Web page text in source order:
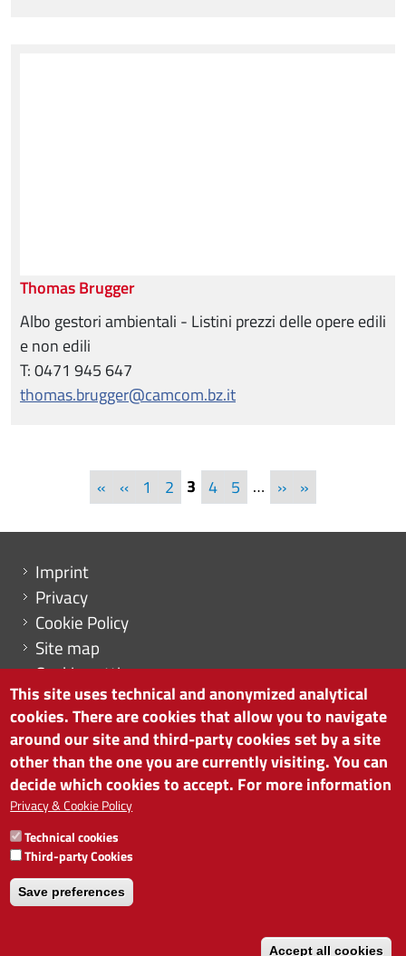
Thomas Brugger
Albo gestori ambientali - Listini prezzi delle opere edili
e non edili
T: 0471 945 647
thomas.brugger@camcom.bz.it
Pagination
« First page
‹‹Previous page
1 2 3 4 5 … ››Next page
»
Menu footer
Imprint
Privacy
Cookie Policy
Site map
Cookie settings
CHAMBER OF COMMERCE OF BOLZANO/BOZEN
via Alto Adige 60 | I-39100 Bolzano
phone 0471 945 511 | e-mail:
INSTITUTE FOR ECONOMIC PROMOTION
VAT no: 01716880214
This site uses technical and anonymized analytical
cookies. There are cookies that allow you to navigate
around our site and third-party cookies set by a site
other than the one you are currently visiting. You can
decide which cookies to accept. For more information
Privacy & Cookie Policy
Technical cookies
Third-party Cookies
Save preferences
Accept all cookies